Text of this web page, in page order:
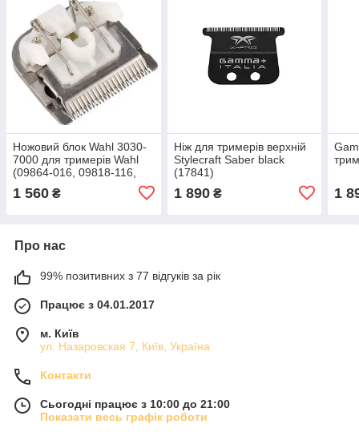
Ножовий блок Wahl 3030-
7000 для тримерів Wahl
(09864-016, 09818-116,
09854-616, 09854-2916,
1541-0460)
1 560 ₴
Ніж для тримерів верхній
Stylecraft Saber black
(17841)
1 890₴ 1
Про нас
99% позитивних з 77 відгуків за рік
Працює з 04.01.2017
м. Київ
ул. Назаровская 7, Київ, Україна
Контакти
Сьогодні працює з 10:00 до 21:00
Показати весь графік роботи